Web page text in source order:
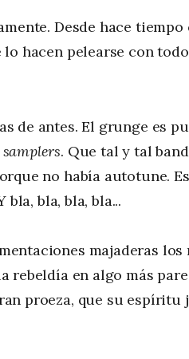
Desde hace
hacen pelearse con
de antes. El grunge es
samplers. Que tal y tal
no había autotune.
bla, bla, bla...
majaderas
rebeldía en algo más
proeza, que su